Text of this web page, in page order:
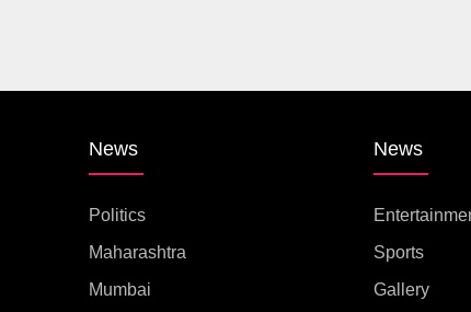
News
Politics
Maharashtra
Mumbai
News
Sports
Gallery